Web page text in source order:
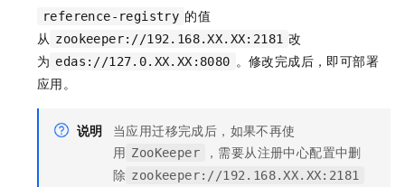
reference-registry 的值
从 zookeeper://192.168.XX.XX:2181 改
为 edas://127.0.XX.XX:8080 。修改完成后，即可部署
应用。
说明
当应用迁移完成后，如果不再使
用 ZooKeeper
，需要从注册中心配置中删
除 zookeeper://192.168.XX.XX:2181